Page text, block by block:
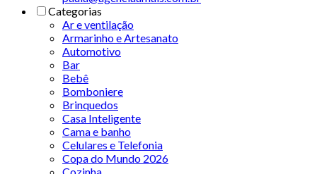
Categorias
Ar e ventilação
Armarinho e Artesanato
Automotivo
Bar
Bebê
Bomboniere
Brinquedos
Casa Inteligente
Cama e banho
Celulares e Telefonia
Copa do Mundo 2026
Cozinha